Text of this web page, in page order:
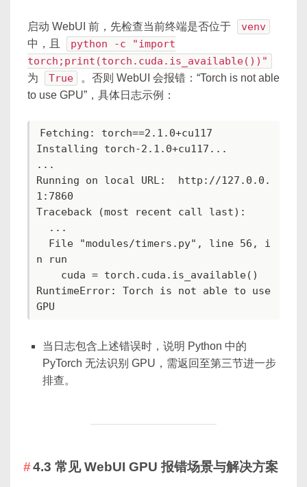
启动 WebUI 前，先检查当前终端是否位于 venv
中，且
python -c "import
torch;print(torch.cuda.is_available())"
为 True
。否则 WebUI 会报错：“Torch is not able
to use GPU”，具体日志示例：
Fetching: torch==2.1.0+cu117
Installing torch-2.1.0+cu117...
...
Running on local URL:  http://127.0.0.
1:7860
Traceback (most recent call last):
n run
RuntimeError: Torch is not able to use
GPU
当日志包含上述错误时，说明 Python 中的
PyTorch 无法识别 GPU，需返回至第三节进一步
排查。
4.3 常见 WebUI GPU 报错场景与解决方案